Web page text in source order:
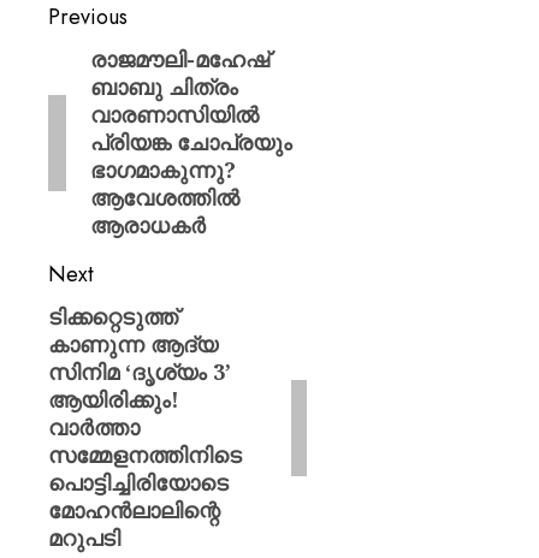
Previous
രാജമൗലി-മഹേഷ്
ബാബു ചിത്രം
വാരണാസിയിൽ
പ്രിയങ്ക ചോപ്രയും
ഭാഗമാകുന്നു?
ആവേശത്തിൽ
ആരാധകർ
Next
ടിക്കറ്റെടുത്ത്
കാണുന്ന ആദ്യ
സിനിമ ‘ദൃശ്യം 3’
ആയിരിക്കും!
വാർത്താ
സമ്മേളനത്തിനിടെ
പൊട്ടിച്ചിരിയോടെ
മോഹൻലാലിന്റെ
മറുപടി